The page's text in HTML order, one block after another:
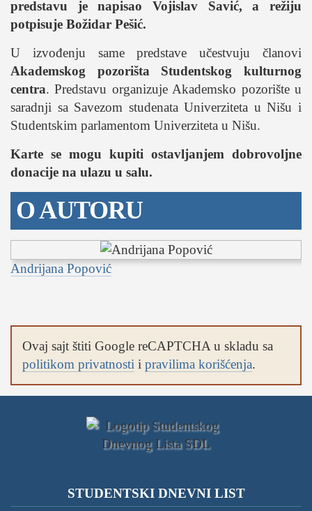
moda i stil
studenti
organizacije
konkursi
fakulteti
studentski život
zdravlje
it
kolumna
sdl podkast
STUDENTSKI DNEVNI LIST
impresum
kontakt
predstavu je napisao Vojislav Savić, a režiju
potpisuje Božidar Pešić.
U izvođenju same predstave učestvuju članovi
Akademskog pozorišta Studentskog kulturnog
centra. Predstavu organizuje Akademsko pozorište u
saradnji sa Savezom studenata Univerziteta u Nišu i
Studentskim parlamentom Univerziteta u Nišu.
Karte se mogu kupiti ostavljanjem dobrovoljne
donacije na ulazu u salu.
O AUTORU
Andrijana Popović
Ovaj sajt štiti Google reCAPTCHA u skladu sa
politikom privatnosti i pravilima korišćenja.
STUDENTSKI DNEVNI LIST